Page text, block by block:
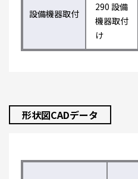
設備機器取付
290 設備
機器取付
け
形状図CADデータ